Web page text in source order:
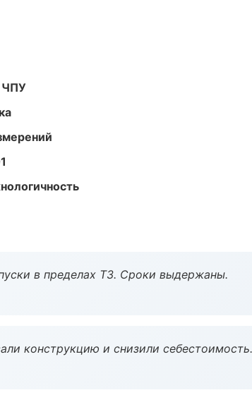
ЧПУ
в пределах ТЗ. Сроки выдержаны.
конструкцию и снизили себестоимость.